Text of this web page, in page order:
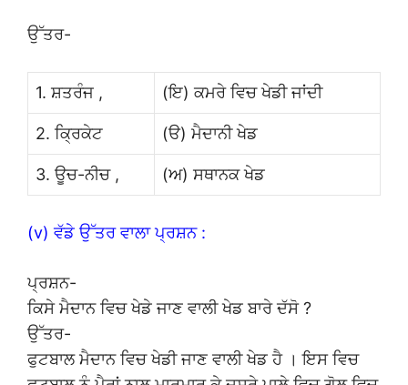
ਉੱਤਰ-
1. ਸ਼ਤਰੰਜ , (ਇ) ਕਮਰੇ ਵਿਚ ਖੇਡੀ ਜਾਂਦੀ
2. ਕ੍ਰਿਕੇਟ (ੳ) ਮੈਦਾਨੀ ਖੇਡ
3. ਊਚ-ਨੀਚ , (ਅ) ਸਥਾਨਕ ਖੇਡ
(v) ਵੱਡੇ ਉੱਤਰ ਵਾਲਾ ਪ੍ਰਸ਼ਨ :
ਪ੍ਰਸ਼ਨ-
ਕਿਸੇ ਮੈਦਾਨ ਵਿਚ ਖੇਡੇ ਜਾਣ ਵਾਲੀ ਖੇਡ ਬਾਰੇ ਦੱਸੋ ?
ਉੱਤਰ-
ਫੁਟਬਾਲ ਮੈਦਾਨ ਵਿਚ ਖੇਡੀ ਜਾਣ ਵਾਲੀ ਖੇਡ ਹੈ । ਇਸ ਵਿਚ